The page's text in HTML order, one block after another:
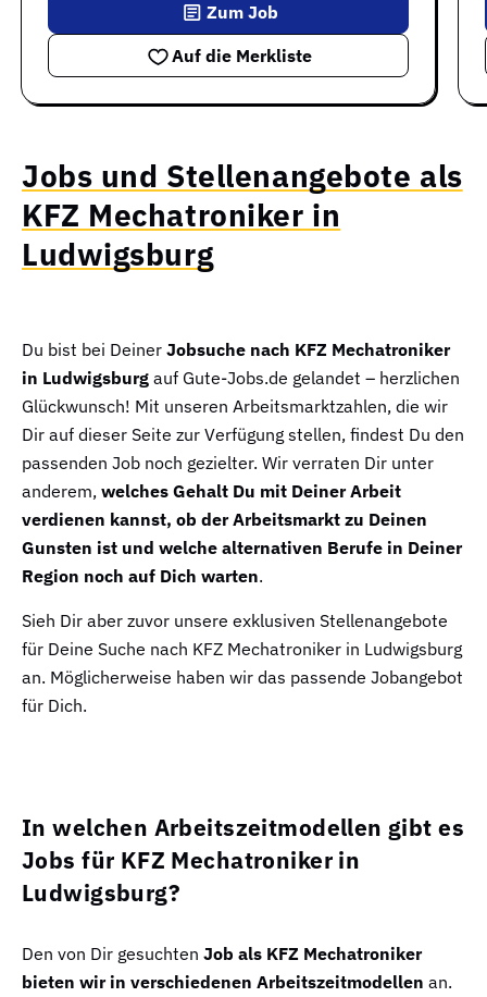
Auf die Merkliste
Zum Job
Jobs und Stellenangebote als
KFZ Mechatroniker in
Ludwigsburg
Du bist bei Deiner Jobsuche nach KFZ Mechatroniker
in Ludwigsburg auf Gute-Jobs.de gelandet – herzlichen
Glückwunsch! Mit unseren Arbeitsmarktzahlen, die wir
Dir auf dieser Seite zur Verfügung stellen, findest Du den
passenden Job noch gezielter. Wir verraten Dir unter
anderem, welches Gehalt Du mit Deiner Arbeit
verdienen kannst, ob der Arbeitsmarkt zu Deinen
Gunsten ist und welche alternativen Berufe in Deiner
Region noch auf Dich warten.
Sieh Dir aber zuvor unsere exklusiven Stellenangebote
für Deine Suche nach KFZ Mechatroniker in Ludwigsburg
an. Möglicherweise haben wir das passende Jobangebot
für Dich.
In welchen Arbeitszeitmodellen gibt es
Jobs für KFZ Mechatroniker in
Ludwigsburg?
Den von Dir gesuchten Job als KFZ Mechatroniker
bieten wir in verschiedenen Arbeitszeitmodellen an.